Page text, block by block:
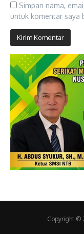
Simpan nama,
untuk komentar saya
Copyright ©